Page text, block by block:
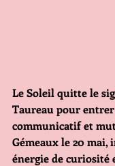
Le Soleil quitte le
Taureau pour
communicatif et
Gémeaux le 20
énergie de curiosité